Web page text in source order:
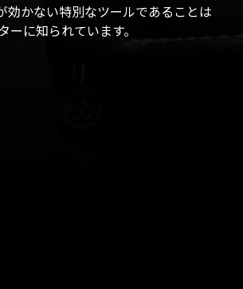
効かない特別なツールであることは
ーに知られています。